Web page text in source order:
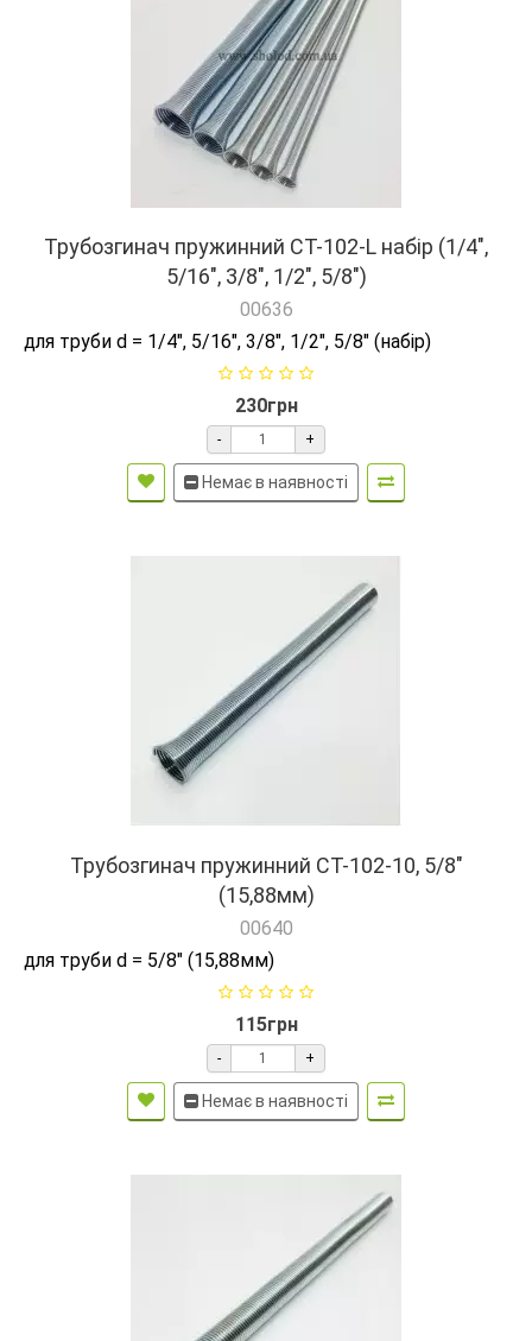
Трубозгинач пружинний CT-102-L набір (1/4",
5/16", 3/8", 1/2", 5/8")
00636
для труби d = 1/4", 5/16", 3/8", 1/2", 5/8" (набір)
230грн
- +
Немає в наявності
Трубозгинач пружинний СТ-102-10, 5/8"
(15,88мм)
00640
для труби d = 5/8" (15,88мм)
115грн
- +
Немає в наявності